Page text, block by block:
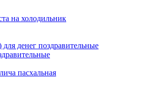
на холодильник
денег поздравительные
пасхальная